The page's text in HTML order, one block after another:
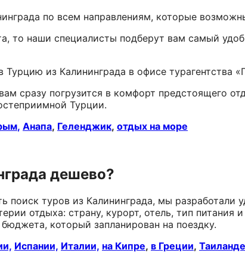
по всем направлениям, которые
то наши специалисты подберут вам самый
из Калининграда в офисе турагентства
сразу погрузится в комфорт предстоящего
Турции.
, Анапа, Геленджик, отдых на море
дешево?
поиск туров из Калининграда, мы разработали
отдыха: страну, курорт, отель, тип питания
который запланирован на поездку.
Испании, Италии, на Кипре, в Греции,